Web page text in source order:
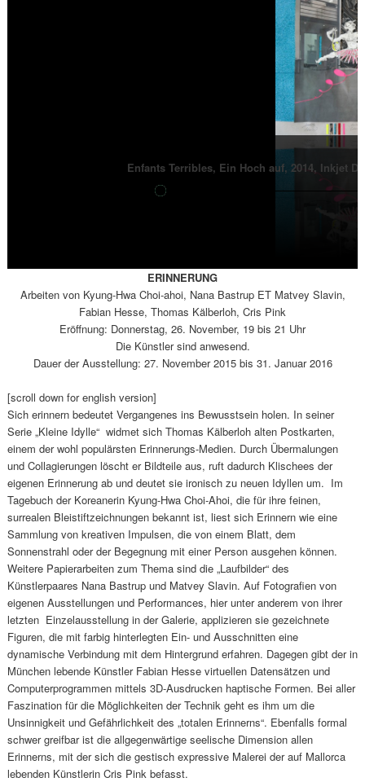
Enfants Terribles, Ein Hoch auf, 2014, Inkjet
ERINNERUNG
Arbeiten von Kyung-Hwa Choi-ahoi, Nana Bastrup ET Matvey Slavin,
Fabian Hesse, Thomas Kälberloh, Cris Pink
Eröffnung: Donnerstag, 26. November, 19 bis 21 Uhr
Die Künstler sind anwesend.
Dauer der Ausstellung: 27. November 2015 bis 31. Januar 2016
[scroll down for english version]
Sich erinnern bedeutet Vergangenes ins Bewusstsein holen. In seiner
Serie „Kleine Idylle“ widmet sich Thomas Kälberloh alten Postkarten,
einem der wohl populärsten Erinnerungs-Medien. Durch Übermalungen
und Collagierungen löscht er Bildteile aus, ruft dadurch Klischees der
eigenen Erinnerung ab und deutet sie ironisch zu neuen Idyllen um. Im
Tagebuch der Koreanerin Kyung-Hwa Choi-Ahoi, die für ihre feinen,
surrealen Bleistiftzeichnungen bekannt ist, liest sich Erinnern wie eine
Sammlung von kreativen Impulsen, die von einem Blatt, dem
Sonnenstrahl oder der Begegnung mit einer Person ausgehen können.
Weitere Papierarbeiten zum Thema sind die „Laufbilder“ des
Künstlerpaares Nana Bastrup und Matvey Slavin. Auf Fotografien von
eigenen Ausstellungen und Performances, hier unter anderem von ihrer
letzten Einzelausstellung in der Galerie, applizieren sie gezeichnete
Figuren, die mit farbig hinterlegten Ein- und Ausschnitten eine
dynamische Verbindung mit dem Hintergrund erfahren. Dagegen gibt der in
München lebende Künstler Fabian Hesse virtuellen Datensätzen und
Computerprogrammen mittels 3D-Ausdrucken haptische Formen. Bei aller
Faszination für die Möglichkeiten der Technik geht es ihm um die
Unsinnigkeit und Gefährlichkeit des „totalen Erinnerns“. Ebenfalls formal
schwer greifbar ist die allgegenwärtige seelische Dimension allen
Erinnerns, mit der sich die gestisch expressive Malerei der auf Mallorca
lebenden Künstlerin Cris Pink befasst.